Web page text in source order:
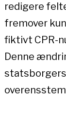
redigere
fremover
fiktivt CPR-
Denne